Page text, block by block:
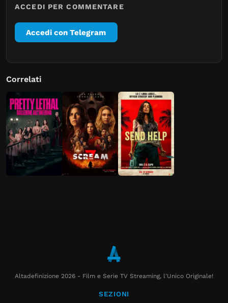
ACCEDI PER COMMENTARE
Accedi con Telegram
Correlati
Altadefinizione 2026 - Film e Serie TV Streaming, l'Unico Originale!
SEZIONI